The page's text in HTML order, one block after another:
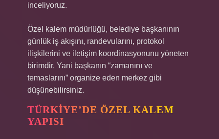
inceliyoruz.
Özel kalem müdürlüğü, belediye başkanının
günlük iş akışını, randevularını, protokol
ilişkilerini ve iletişim koordinasyonunu yöneten
birimdir. Yani başkanın “zamanını ve
temaslarını” organize eden merkez gibi
düşünebilirsiniz.
TÜRKIYE’DE ÖZEL KALEM
YAPISI